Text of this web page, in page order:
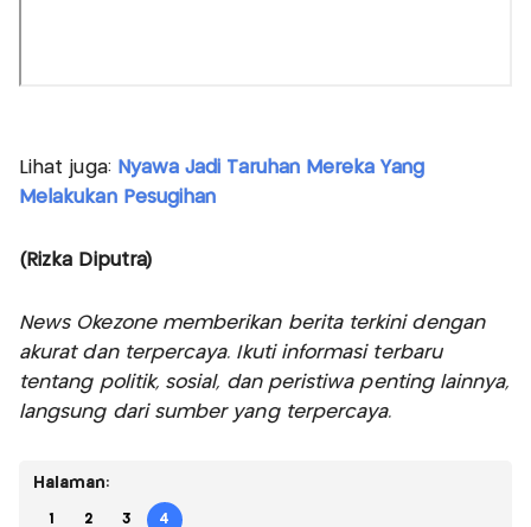
Lihat juga: Nyawa Jadi Taruhan Mereka Yang
Melakukan Pesugihan
(Rizka Diputra)
News Okezone memberikan berita terkini dengan
akurat dan terpercaya. Ikuti informasi terbaru
tentang politik, sosial, dan peristiwa penting lainnya,
langsung dari sumber yang terpercaya.
Halaman:
1 2 3 4